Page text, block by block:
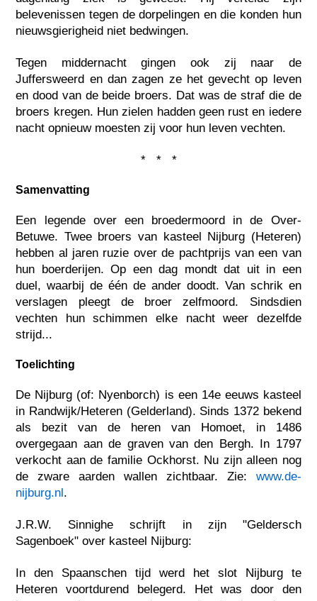
belevenissen tegen de dorpelingen en die konden hun
nieuwsgierigheid niet bedwingen.
Tegen middernacht gingen ook zij naar de
Juffersweerd en dan zagen ze het gevecht op leven
en dood van de beide broers. Dat was de straf die de
broers kregen. Hun zielen hadden geen rust en iedere
nacht opnieuw moesten zij voor hun leven vechten.
* * *
Samenvatting
Een legende over een broedermoord in de Over-
Betuwe. Twee broers van kasteel Nijburg (Heteren)
hebben al jaren ruzie over de pachtprijs van een van
hun boerderijen. Op een dag mondt dat uit in een
duel, waarbij de één de ander doodt. Van schrik en
verslagen pleegt de broer zelfmoord. Sindsdien
vechten hun schimmen elke nacht weer dezelfde
strijd...
Toelichting
De Nijburg (of: Nyenborch) is een 14e eeuws kasteel
in Randwijk/Heteren (Gelderland). Sinds 1372 bekend
als bezit van de heren van Homoet, in 1486
overgegaan aan de graven van den Bergh. In 1797
verkocht aan de familie Ockhorst. Nu zijn alleen nog
de zware aarden wallen zichtbaar. Zie: www.de-
nijburg.nl.
J.R.W. Sinnighe schrijft in zijn "Geldersch
Sagenboek" over kasteel Nijburg:
In den Spaanschen tijd werd het slot Nijburg te
Heteren voortdurend belegerd. Het was door den